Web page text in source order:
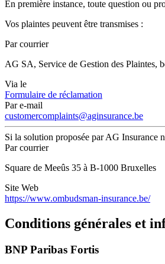
En première instance, toute question ou
Vos plaintes peuvent être transmises :
Par courrier
AG SA, Service de Gestion des Plaintes,
Via le
Formulaire de réclamation
Par e-mail
customercomplaints@aginsurance.be
Si la solution proposée par AG Insurance
Par courrier
Square de Meeûs 35 à B-1000 Bruxelles
Site Web
https://www.ombudsman-insurance.be/
Conditions générales et
BNP Paribas Fortis